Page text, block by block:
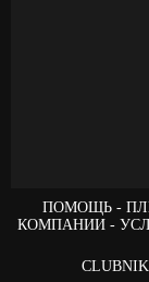
ПОМОЩЬ
КОМПАНИИ